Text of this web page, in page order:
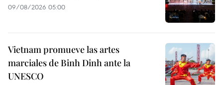
09/08/2026 05:00
Vietnam promueve las artes
marciales de Binh Dinh ante la
UNESCO